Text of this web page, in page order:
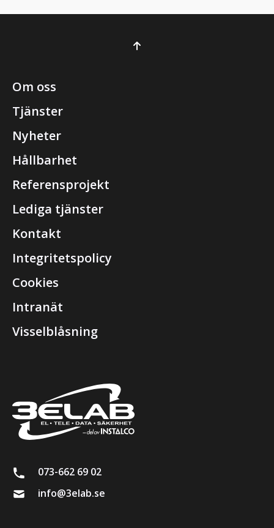
073-662 69 02
info@3elab.se
Om oss
Tjänster
Nyheter
Hållbarhet
Referensprojekt
Lediga tjänster
Kontakt
Integritetspolicy
Cookies
Intranät
Visselblåsning